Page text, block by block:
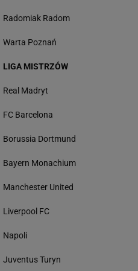
Radomiak Radom
Warta Poznań
LIGA MISTRZÓW
Real Madryt
FC Barcelona
Borussia Dortmund
Bayern Monachium
Manchester United
Liverpool FC
Napoli
Juventus Turyn